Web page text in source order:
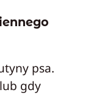
psa.
gdy